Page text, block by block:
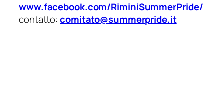
www.facebook.com/RiminiSummerPride/
contatto:comitato@summerpride.it